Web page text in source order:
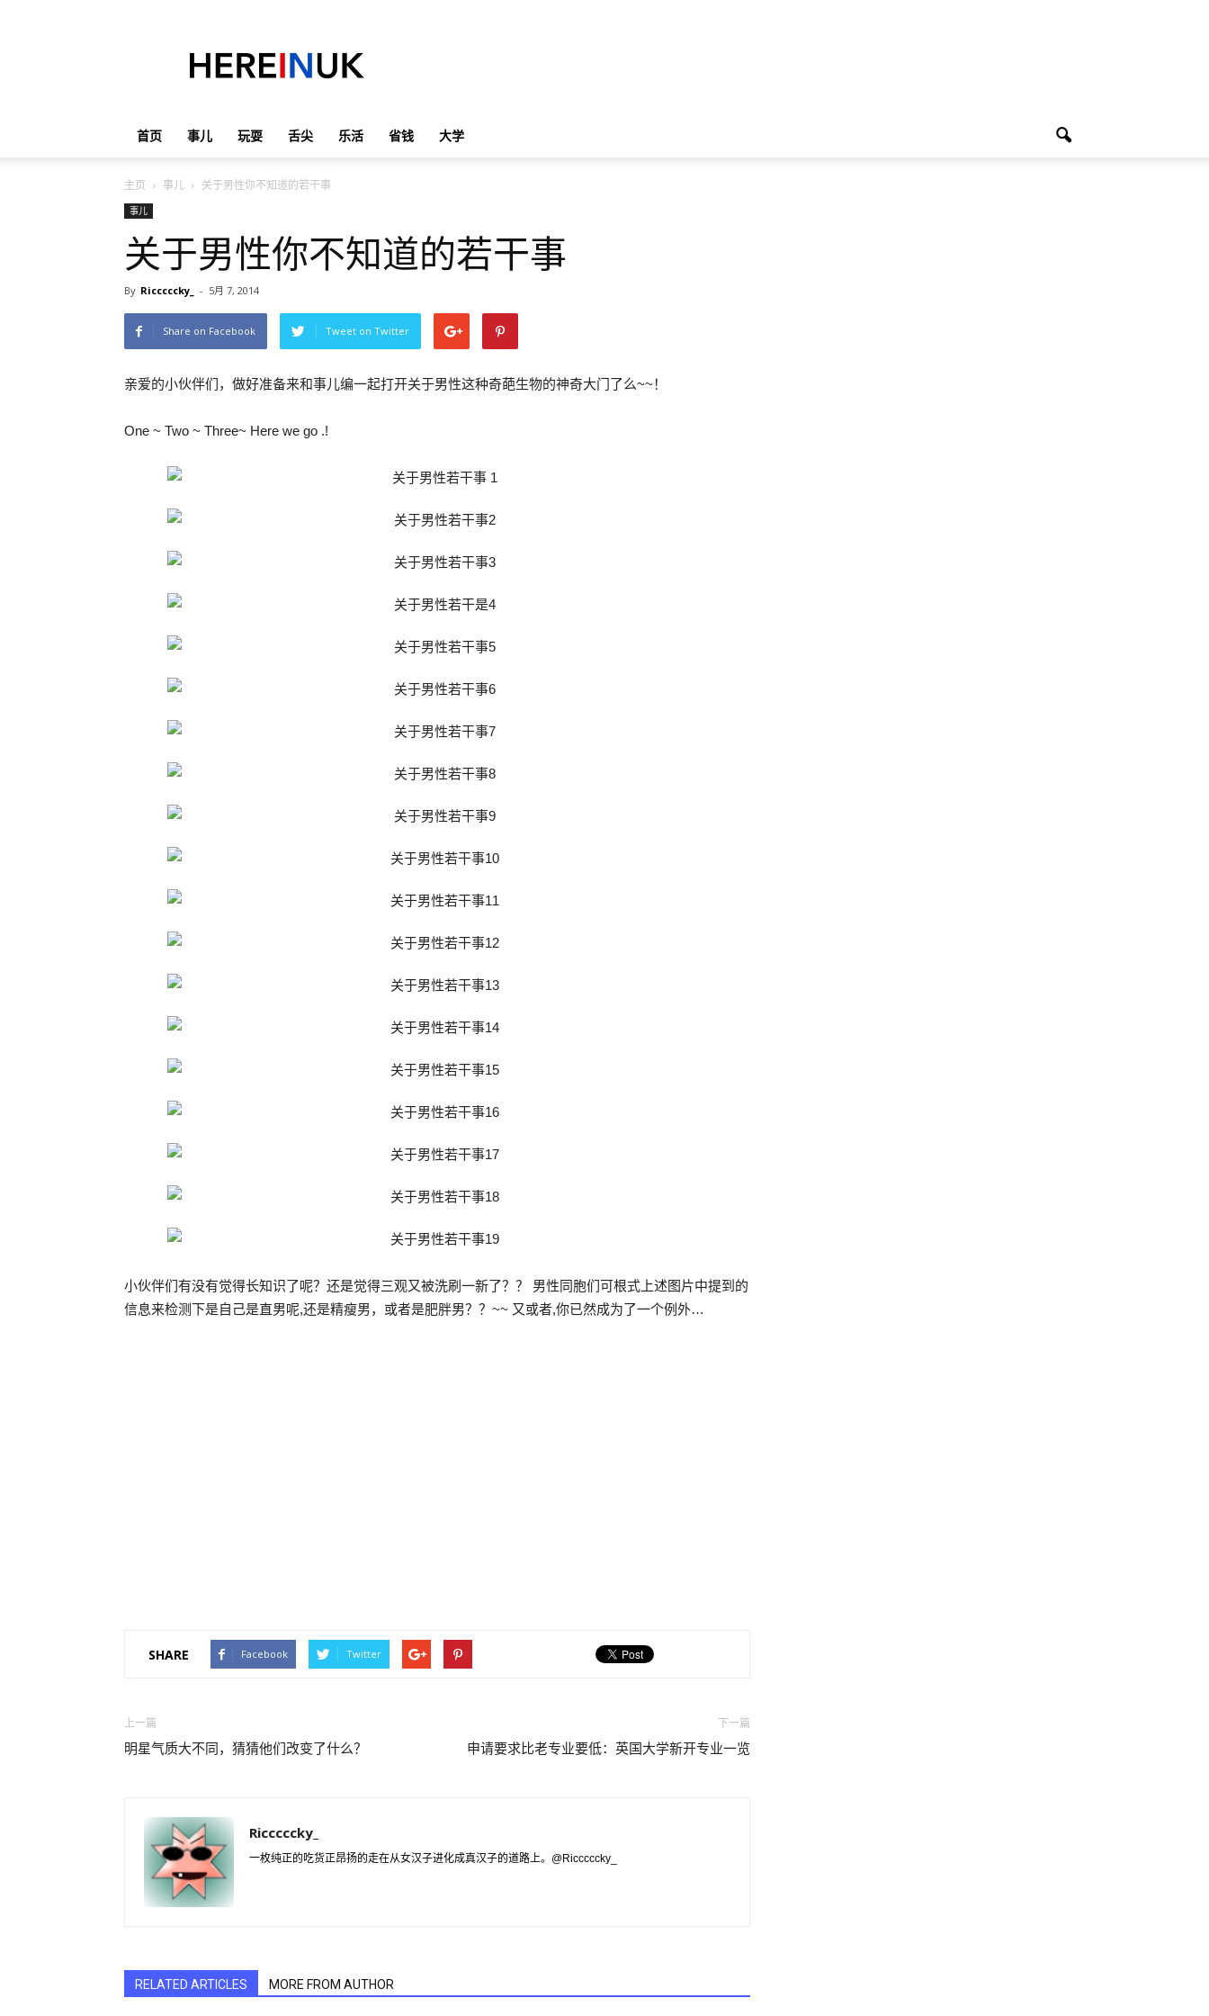
首页 事儿 玩耍 舌尖 乐活 省钱 大学
主页 事儿 关于男性你不知道的若干事
事儿
关于男性你不知道的若干事
By Ricccccky_ - 5月 7, 2014
Share on Facebook Tweet on Twitter
亲爱的小伙伴们，做好准备来和事儿编一起打开关于男性这种奇葩生物的神奇大门了么~~！
One ~ Two ~ Three~ Here we go .!
小伙伴们有没有觉得长知识了呢？还是觉得三观又被洗刷一新了？？ 男性同胞们可根式上述图片中提到的
信息来检测下是自己是直男呢,还是精瘦男，或者是肥胖男？？~~ 又或者,你已然成为了一个例外…
SHARE Facebook Twitter
上一篇
明星气质大不同，猜猜他们改变了什么？
下一篇
申请要求比老专业要低：英国大学新开专业一览
Ricccccky_
一枚纯正的吃货正昂扬的走在从女汉子进化成真汉子的道路上。@Ricccccky_
RELATED ARTICLES MORE FROM AUTHOR